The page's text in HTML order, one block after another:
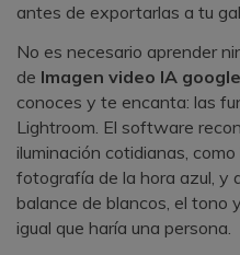
antes de exportarlas a tu
No es necesario aprender
de Imagen video IA google
conoces y te encanta: las
Lightroom.󠀲󠀡󠀠󠀦󠀣󠀩󠀣󠀡󠀦󠀳󠀰 El software
iluminación cotidianas,
fotografía de la hora azul, y
balance de blancos, el tono
igual que haría una persona.󠀲󠀡󠀠󠀦󠀣󠀩󠀣󠀡󠀧󠀳